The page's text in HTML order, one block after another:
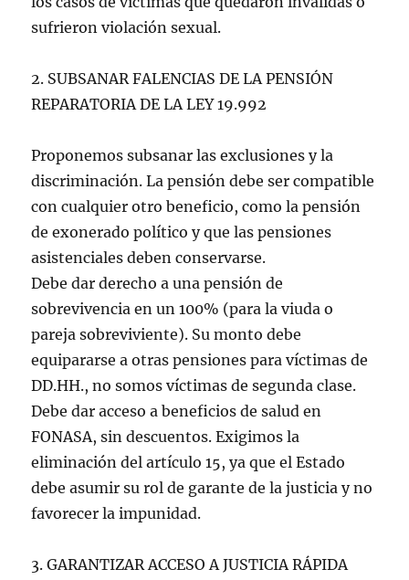
sufrieron violación sexual.
2. SUBSANAR FALENCIAS DE LA PENSIÓN
REPARATORIA DE LA LEY 19.992
Proponemos subsanar las exclusiones y la
discriminación. La pensión debe ser compatible
con cualquier otro beneficio, como la pensión
de exonerado político y que las pensiones
asistenciales deben conservarse.
Debe dar derecho a una pensión de
sobrevivencia en un 100% (para la viuda o
pareja sobreviviente). Su monto debe
equipararse a otras pensiones para víctimas de
DD.HH., no somos víctimas de segunda clase.
Debe dar acceso a beneficios de salud en
FONASA, sin descuentos. Exigimos la
eliminación del artículo 15, ya que el Estado
debe asumir su rol de garante de la justicia y no
favorecer la impunidad.
3. GARANTIZAR ACCESO A JUSTICIA RÁPIDA